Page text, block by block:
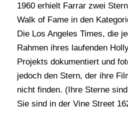
1960 erhielt Farrar zwei
Walk of Fame in den
Die Los Angeles Times, die
Rahmen ihres laufenden
Projekts dokumentiert und
jedoch den Stern, der ihre
nicht finden. (Ihre Sterne
Sie sind in der Vine Street